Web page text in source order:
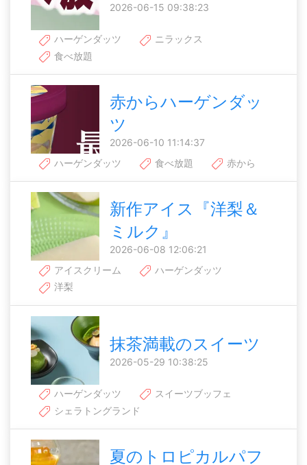
2026-06-15 09:38:23
ハーゲンダッツ
ニラックス
食べ放題
赤からハーゲンダッ
ツ
2026-06-10 11:14:37
ハーゲンダッツ
食べ放題 赤から
新作アイス『洋梨＆
ミルク』
2026-06-08 12:06:21
アイスクリーム
ハーゲンダッツ
洋梨
抹茶満載のスイーツ
2026-05-29 10:38:25
ハーゲンダッツ
スイーツブッフェ
シェラトングランド
夏のトロピカルパフ